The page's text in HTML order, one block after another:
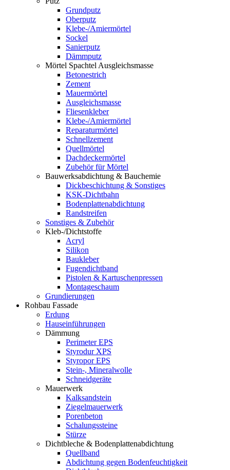
Grundputz
Oberputz
Klebe-/Amiermörtel
Sockel
Sanierputz
Dämmputz
Mörtel Spachtel Ausgleichsmasse
Betonestrich
Zement
Mauermörtel
Ausgleichsmasse
Fliesenkleber
Klebe-/Amiermörtel
Reparaturmörtel
Schnellzement
Quellmörtel
Dachdeckermörtel
Zubehör für Mörtel
Bauwerksabdichtung & Bauchemie
Dickbeschichtung & Sonstiges
KSK-Dichtbahn
Bodenplattenabdichtung
Randstreifen
Sonstiges & Zubehör
Kleb-/Dichtstoffe
Acryl
Silikon
Baukleber
Fugendichtband
Pistolen & Kartuschenpressen
Montageschaum
Grundierungen
Rohbau Fassade
Erdung
Hauseinführungen
Dämmung
Perimeter EPS
Styrodur XPS
Styropor EPS
Stein-, Mineralwolle
Schneidgeräte
Mauerwerk
Kalksandstein
Ziegelmauerwerk
Porenbeton
Schalungssteine
Stürze
Dichtbleche & Bodenplattenabdichtung
Quellband
Abdichtung gegen Bodenfeuchtigkeit